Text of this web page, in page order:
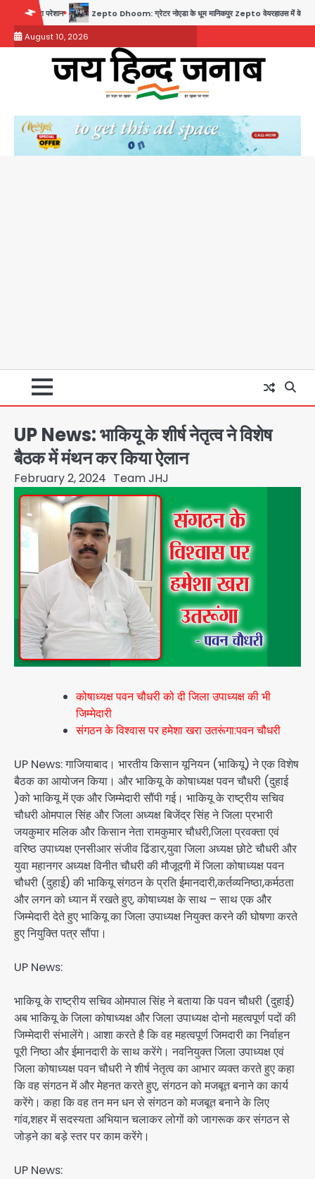
content
Zepto Dhoom: ग्रेटर नोएडा के धूम मानिकपुर Zepto वेयरहाउस में वेतन कटौती को लेकर 100 से ज्यादा
August 10, 2026
UP News: भाकियू के शीर्ष नेतृत्व ने विशेष
बैठक में मंथन कर किया ऐलान
February 2, 2024 Team JHJ
कोषाध्यक्ष पवन चौधरी को दी जिला उपाध्यक्ष की भी
जिम्मेदारी
संगठन के विश्वास पर हमेशा खरा उतरूंगा:पवन चौधरी
UP News: गाजियाबाद। भारतीय किसान यूनियन (भाकियू) ने एक विशेष
बैठक का आयोजन किया। और भाकियू के कोषाध्यक्ष पवन चौधरी (दुहाई
)को भाकियू में एक और जिम्मेदारी सौंपी गई। भाकियू के राष्ट्रीय सचिव
चौधरी ओमपाल सिंह और जिला अध्यक्ष बिजेंद्र सिंह ने जिला प्रभारी
जयकुमार मलिक और किसान नेता रामकुमार चौधरी,जिला प्रवक्ता एवं
वरिष्ठ उपाध्यक्ष एनसीआर संजीव ढिंडार,युवा जिला अध्यक्ष छोटे चौधरी और
युवा महानगर अध्यक्ष विनीत चौधरी की मौजूदगी में जिला कोषाध्यक्ष पवन
चौधरी (दुहाई) की भाकियू संगठन के प्रति ईमानदारी,कर्तव्यनिष्ठा,कर्मठता
और लगन को ध्यान में रखते हुए, कोषाध्यक्ष के साथ – साथ एक और
जिम्मेदारी देते हुए भाकियू का जिला उपाध्यक्ष नियुक्त करने की घोषणा करते
हुए नियुक्ति पत्र सौंपा।
UP News:
भाकियू के राष्ट्रीय सचिव ओमपाल सिंह ने बताया कि पवन चौधरी (दुहाई)
अब भाकियू के जिला कोषाध्यक्ष और जिला उपाध्यक्ष दोनो महत्वपूर्ण पदों की
जिम्मेदारी संभालेंगे। आशा करते है कि वह महत्वपूर्ण जिमदारी का निर्वाहन
पूरी निष्ठा और ईमानदारी के साथ करेंगे। नवनियुक्त जिला उपाध्यक्ष एवं
जिला कोषाध्यक्ष पवन चौधरी ने शीर्ष नेतृत्व का आभार व्यक्त करते हुए कहा
कि वह संगठन में और मेहनत करते हुए, संगठन को मजबूत बनाने का कार्य
करेंगे। कहा कि वह तन मन धन से संगठन को मजबूत बनाने के लिए
गांव,शहर में सदस्यता अभियान चलाकर लोगों को जागरूक कर संगठन से
जोड़ने का बड़े स्तर पर काम करेंगे।
UP News: